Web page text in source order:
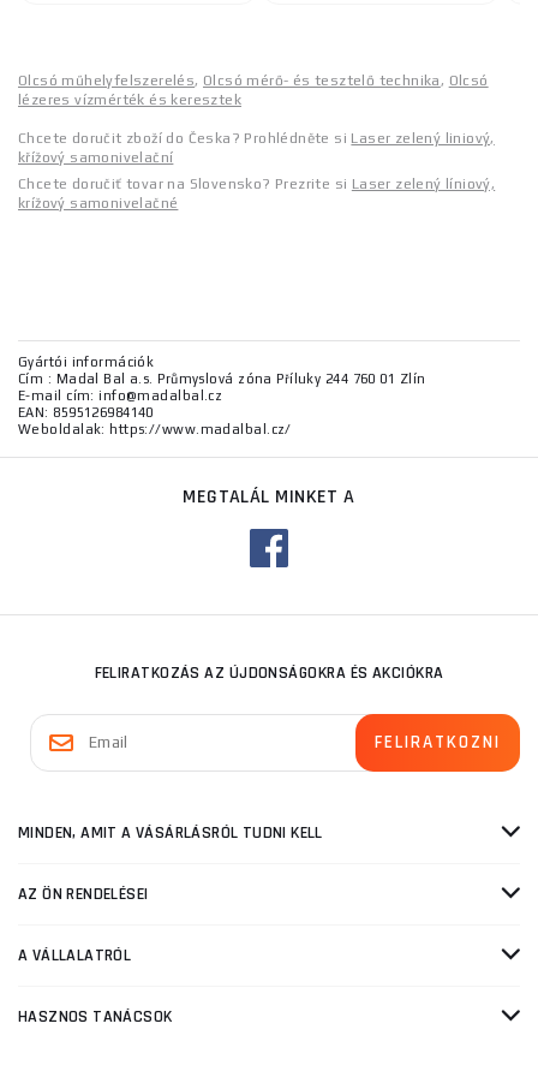
Olcsó műhelyfelszerelés, Olcsó mérő- és tesztelő technika, Olcsó
lézeres vízmérték és keresztek
Chcete doručit zboží do Česka? Prohlédněte si Laser zelený liniový,
křížový samonivelační
Chcete doručiť tovar na Slovensko? Prezrite si Laser zelený líniový,
krížový samonivelačné
Gyártói információk
Cím : Madal Bal a.s. Průmyslová zóna Příluky 244 760 01 Zlín
E-mail cím: info@madalbal.cz
EAN: 8595126984140
Weboldalak: https://www.madalbal.cz/
MEGTALÁL MINKET A
FELIRATKOZÁS AZ ÚJDONSÁGOKRA ÉS AKCIÓKRA
MINDEN, AMIT A VÁSÁRLÁSRÓL TUDNI KELL
AZ ÖN RENDELÉSEI
A VÁLLALATRÓL
HASZNOS TANÁCSOK